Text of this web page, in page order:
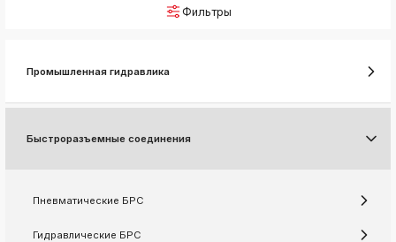
ksldkfjsdlfkjsls;ldfkgjsdl;kfkфыва
ksldkfjsdlfkjsls;ldfkgjsdl;kfkфыва
k
ksldkfjsdlfkjsls;ldfkgjsdl;kfkфыва
Фильтры
Промышленная гидравлика
Быстроразъемные соединения
Пневматические БРС
Гидравлические БРС